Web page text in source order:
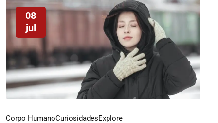
08
jul
Corpo HumanoCuriosidadesExplore